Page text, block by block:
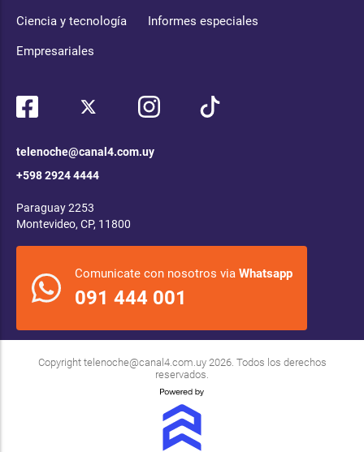
Ciencia y tecnología Informes especiales
Empresariales
telenoche@canal4.com.uy
+598 2924 4444
Paraguay 2253
Montevideo, CP, 11800
Comunicate con nosotros via Whatsapp
091 444 001
Copyright telenoche@canal4.com.uy2026. Todos los derechos
reservados.